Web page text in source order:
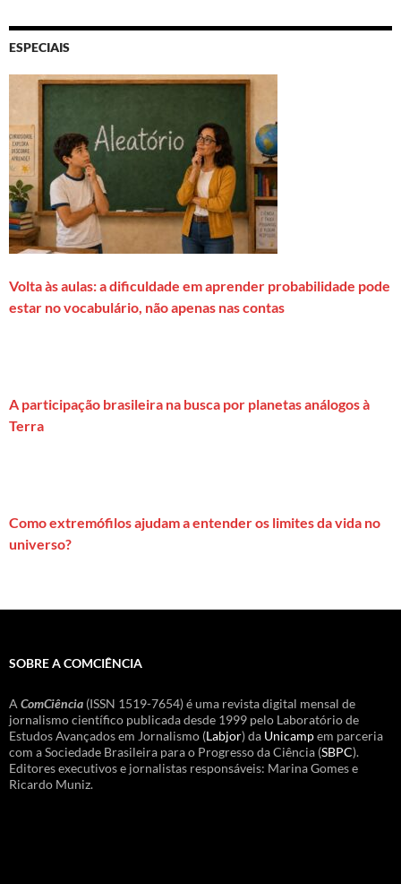
ESPECIAIS
Volta às aulas: a dificuldade em aprender probabilidade pode
estar no vocabulário, não apenas nas contas
A participação brasileira na busca por planetas análogos à
Terra
Como extremófilos ajudam a entender os limites da vida no
universo?
SOBRE A COMCIÊNCIA
A ComCiência (ISSN 1519-7654) é uma revista digital mensal de
jornalismo científico publicada desde 1999 pelo Laboratório de
Estudos Avançados em Jornalismo (Labjor) da Unicampem parceria
com a Sociedade Brasileira para o Progresso da Ciência (SBPC).
Editores executivos e jornalistas responsáveis: Marina Gomes e
Ricardo Muniz.